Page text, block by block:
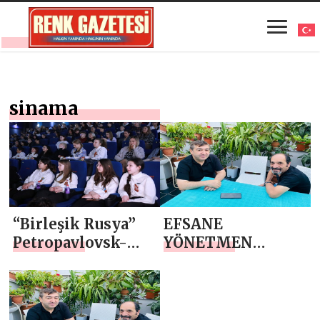
sinama
“Birleşik Rusya”
Petropavlovsk-
okul çocukları için
sinemaya bir gezi
EFSANE
YÖNETMEN